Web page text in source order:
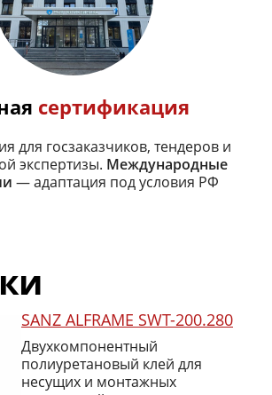
сертификация
для госзаказчиков, тендеров и
экспертизы. Международные
— адаптация под условия РФ
SANZ ALFRAME SWT-200.280
Двухкомпонентный
полиуретановый клей для
несущих и монтажных